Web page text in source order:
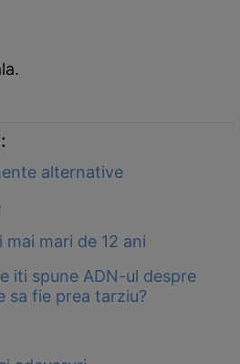
alternative
mari de 12 ani
iti spune ADN-ul despre
sa fie prea tarziu?